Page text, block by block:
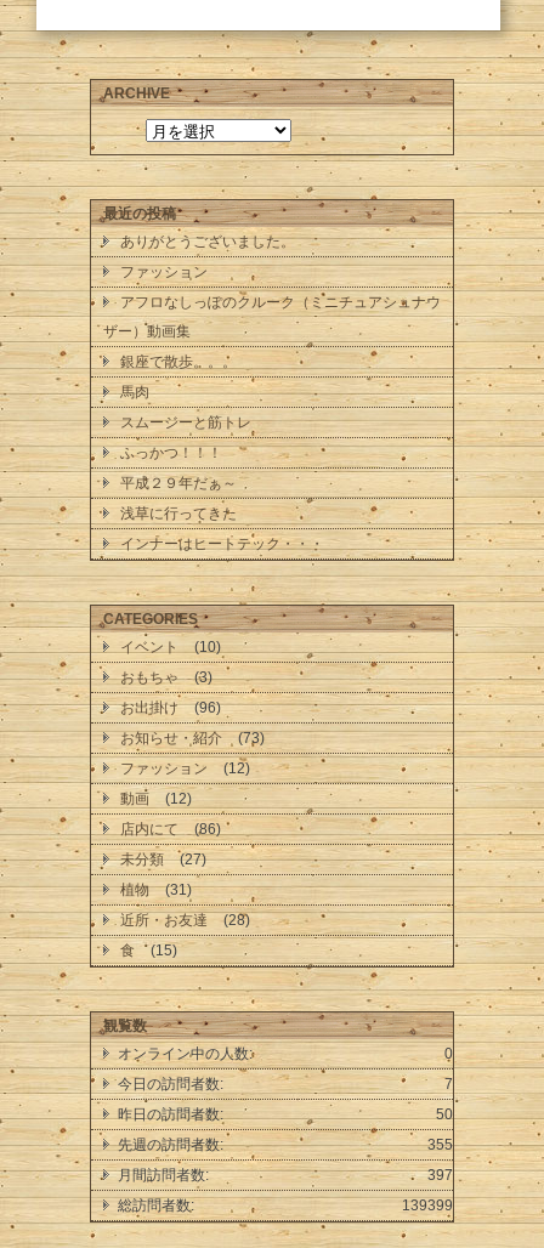
ARCHIVE
最近の投稿
ありがとうございました。
ファッション
アフロなしっぽのクルーク（ミニチュアシュナウ
ザー）動画集
銀座で散歩。。。
馬肉
スムージーと筋トレ
ふっかつ！！！
平成２９年だぁ～
浅草に行ってきた
インナーはヒートテック・・・
CATEGORIES
イベント
(10)
おもちゃ
(3)
お出掛け
(96)
お知らせ・紹介
(73)
ファッション
(12)
動画
(12)
店内にて
(86)
未分類
(27)
植物
(31)
近所・お友達
(28)
食
(15)
観覧数
0
オンライン中の人数:
7
今日の訪問者数:
50
昨日の訪問者数:
355
先週の訪問者数:
397
月間訪問者数:
139399
総訪問者数: